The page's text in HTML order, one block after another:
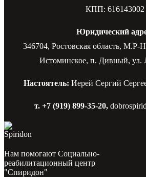
КПП: 616143002
Юридический
346704, Ростовская область,
Истоминское, п. Дивный, ул.
Настоятель: Иерей Сергий
т. +7 (919) 899-35-20,
Нам помогают Социально-
реабилитационный центр
"Спиридон"